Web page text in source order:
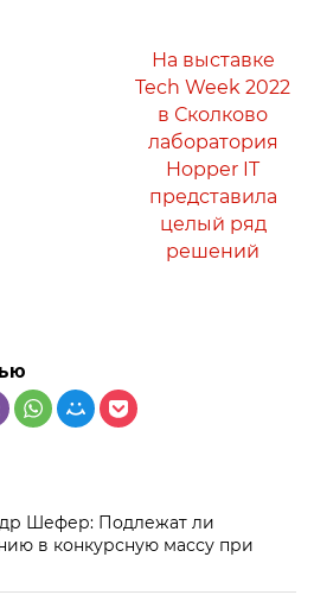
На выставке
Tech Week 2022
в Сколково
лаборатория
Hopper IT
представила
целый ряд
решений
Шефер: Подлежат ли
в конкурсную массу при